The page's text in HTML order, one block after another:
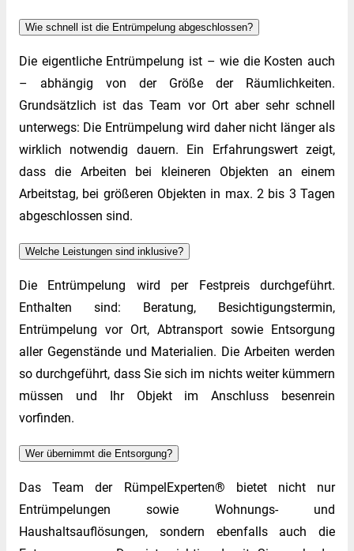
Wie schnell ist die Entrümpelung abgeschlossen?
Die eigentliche Entrümpelung ist – wie die Kosten auch
– abhängig von der Größe der Räumlichkeiten.
Grundsätzlich ist das Team vor Ort aber sehr schnell
unterwegs: Die Entrümpelung wird daher nicht länger als
wirklich notwendig dauern. Ein Erfahrungswert zeigt,
dass die Arbeiten bei kleineren Objekten an einem
Arbeitstag, bei größeren Objekten in max. 2 bis 3 Tagen
abgeschlossen sind.
Welche Leistungen sind inklusive?
Die Entrümpelung wird per Festpreis durchgeführt.
Enthalten sind: Beratung, Besichtigungstermin,
Entrümpelung vor Ort, Abtransport sowie Entsorgung
aller Gegenstände und Materialien. Die Arbeiten werden
so durchgeführt, dass Sie sich im nichts weiter kümmern
müssen und Ihr Objekt im Anschluss besenrein
vorfinden.
Wer übernimmt die Entsorgung?
Das Team der RümpelExperten® bietet nicht nur
Entrümpelungen sowie Wohnungs- und
Haushaltsauflösungen, sondern ebenfalls auch die